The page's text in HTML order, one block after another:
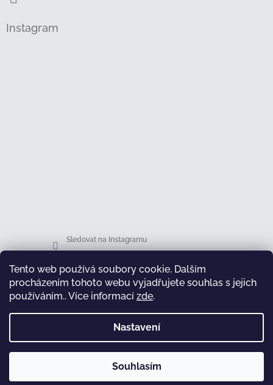
Tento web používá soubory cookie. Dalším
procházením tohoto webu vyjadřujete souhlas s jejich
používáním.. Více informací zde.
Nastavení
Souhlasím
Instagram
Sledovat na Instagramu
Facebook
test
Copyright 2026Honsová shop
vyhrazena.